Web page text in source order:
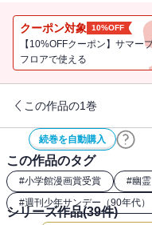
クーポン対象 10%OFF
【10%OFFクーポン】サマー
フロアで使える
この作品の1巻
続巻を自動購入
この作品のタグ
#小学館漫画賞受賞 #幽
#週刊少年サンデー（90年代）
シリーズ作品(39件)